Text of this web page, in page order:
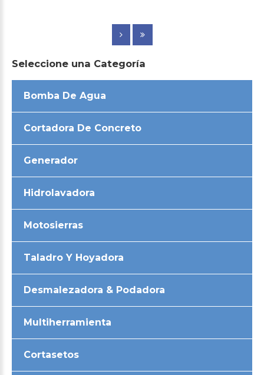
Seleccione una Categoría
Bomba De Agua
Cortadora De Concreto
Generador
Hidrolavadora
Motosierras
Taladro Y Hoyadora
Desmalezadora & Podadora
Multiherramienta
Cortasetos